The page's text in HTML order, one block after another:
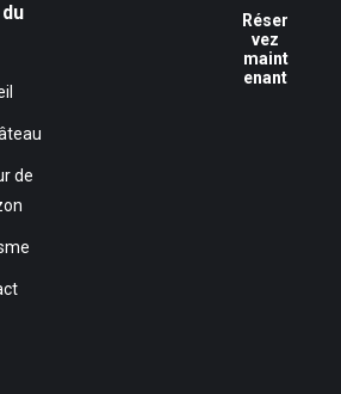
de
Réser
vez
maint
enant